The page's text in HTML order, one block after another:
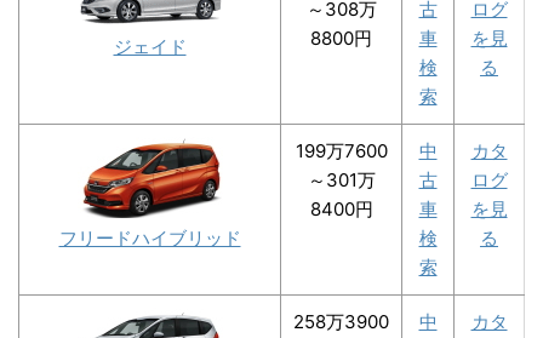
ジェイド
～308万
8800円
古
車
検
索
ログ
を見
る
フリードハイブリッド
199万7600
～301万
8400円
中
古
車
検
索
カタ
ログ
を見
る
258万3900
中
カタ